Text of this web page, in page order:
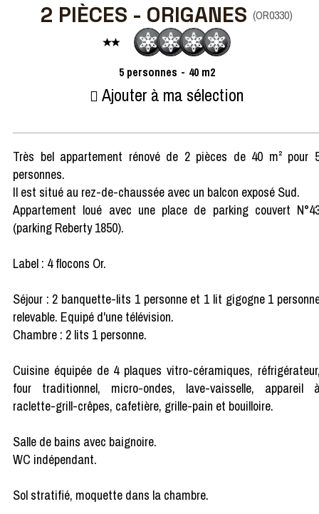
2 PIÈCES - ORIGANES (OR0330)
5 personnes 40 m2
Ajouter à ma sélection
Très bel appartement rénové de 2 pièces de 40 m² pour
personnes.
Il est situé au rez-de-chaussée avec un balcon exposé Sud.
Appartement loué avec une place de parking couvert
(parking Reberty 1850).
Label : 4 flocons Or.
Séjour : 2 banquette-lits 1 personne et 1 lit gigogne 1
relevable. Equipé d'une télévision.
Chambre : 2 lits 1 personne.
Cuisine équipée de 4 plaques vitro-céramiques,
four traditionnel, micro-ondes, lave-vaisselle, appareil
raclette-grill-crêpes, cafetière, grille-pain et bouilloire.
Salle de bains avec baignoire.
WC indépendant.
Sol stratifié, moquette dans la chambre.